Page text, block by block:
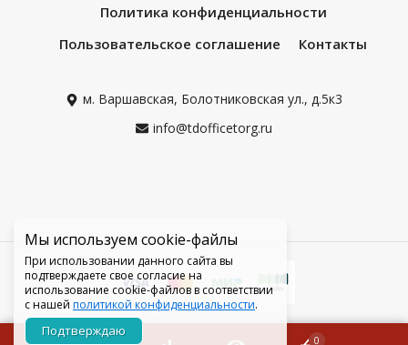
Мы используем cookie-файлы
При использовании данного сайта вы
подтверждаете свое согласие на
использование cookie-файлов в соответствии
с нашей политикой конфиденциальности.
Подтверждаю
Политика конфиденциальности
Пользовательское соглашение
Контакты
м. Варшавская, Болотниковская ул., д.5к3
info@tdofficetorg.ru
0